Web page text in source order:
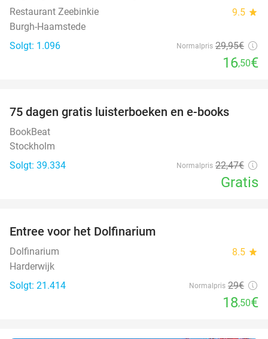
Restaurant Zeebinkie 9.5 star
Burgh-Haamstede
Solgt: 1.096
Normalpris 29,95€
16,50€
75 dagen gratis luisterboeken en e-books
BookBeat
Stockholm
Solgt: 39.334
Normalpris 22,47€
Gratis
Entree voor het Dolfinarium
Dolfinarium 8.5 star
Harderwijk
Solgt: 21.414
Normalpris 29€
18,50€